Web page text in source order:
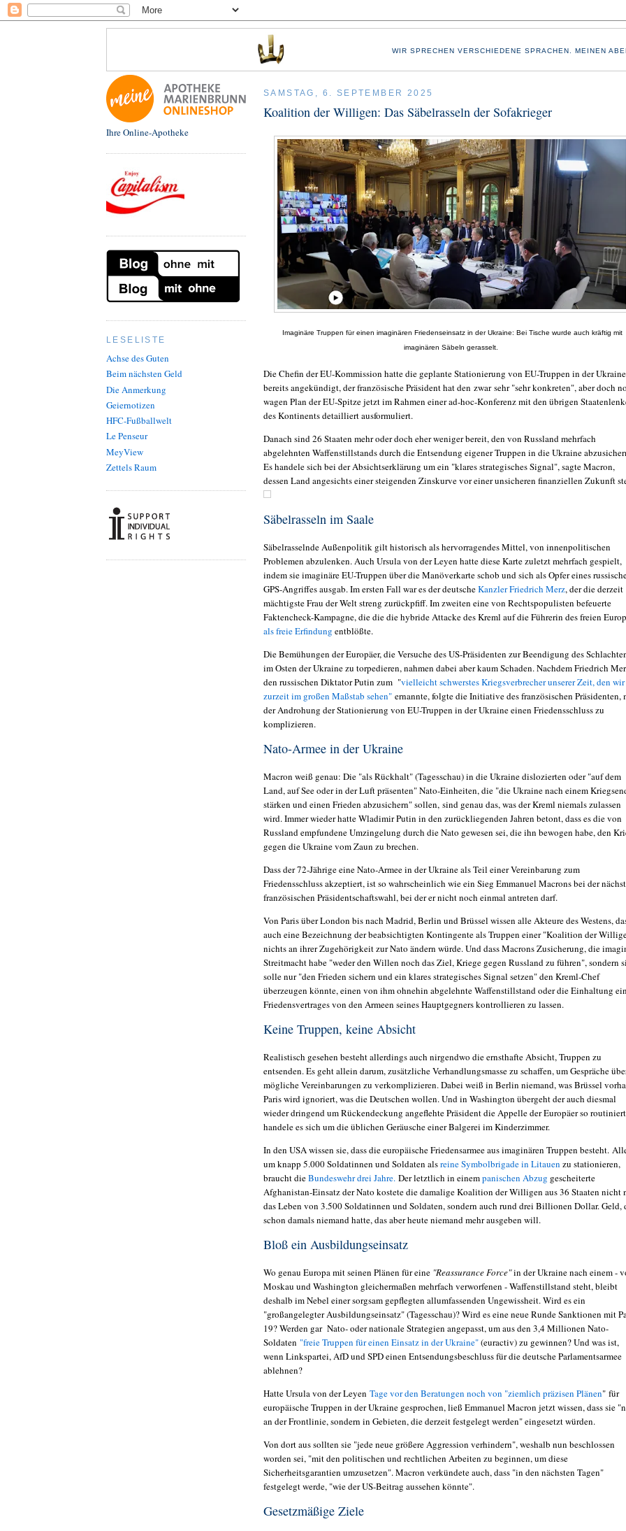
WIR SPRECHEN VERSCHIEDENE SPRACHEN. MEINEN
Ihre Online-Apotheke
LESELISTE
Achse des Guten
Beim nächsten Geld
Die Anmerkung
Geiernotizen
HFC-Fußballwelt
Le Penseur
MeyView
Zettels Raum
SAMSTAG, 6. SEPTEMBER 2025
Koalition der Willigen: Das Säbelrasseln der Sofakrieger
Imaginäre Truppen für einen imaginären Friedenseinsatz in der Ukraine: Bei Tische wurde auch kräftig mit
imaginären Säbeln gerasselt.
Die Chefin der EU-Kommission hatte die geplante Stationierung von EU-Truppen in der Ukraine
bereits angekündigt, der französische Präsident hat den zwar sehr "sehr konkreten", aber doch
wagen Plan der EU-Spitze jetzt im Rahmen einer ad-hoc-Konferenz mit den übrigen
des Kontinents detailliert ausformuliert.
Danach sind 26 Staaten mehr oder doch eher weniger bereit, den von Russland mehrfach
abgelehnten Waffenstillstands durch die Entsendung eigener Truppen in die Ukraine
Es handele sich bei der Absichtserklärung um ein "klares strategisches Signal", sagte Macron,
dessen Land angesichts einer steigenden Zinskurve vor einer unsicheren finanziellen Zukunft
Säbelrasseln im Saale
Säbelrasselnde Außenpolitik gilt historisch als hervorragendes Mittel, von innenpolitischen
Problemen abzulenken. Auch Ursula von der Leyen hatte diese Karte zuletzt mehrfach gespielt,
indem sie imaginäre EU-Truppen über die Manöverkarte schob und sich als Opfer eines
GPS-Angriffes ausgab. Im ersten Fall war es der deutscheKanzler Friedrich Merz, der die derzeit
mächtigste Frau der Welt streng zurückpfiff. Im zweiten eine von Rechtspopulisten befeuerte
Faktencheck-Kampagne, die die die hybride Attacke des Kreml auf die Führerin des freien
als freie Erfindung entblößte.
Die Bemühungen der Europäer, die Versuche des US-Präsidenten zur Beendigung des
im Osten der Ukraine zu torpedieren, nahmen dabei aber kaum Schaden. Nachdem Friedrich
den russischen Diktator Putin zum "vielleicht schwerstes Kriegsverbrecher unserer Zeit, den wir
zurzeit im großen Maßstab sehen" ernannte, folgte die Initiative des französischen Präsidenten,
der Androhung der Stationierung von EU-Truppen in der Ukraine einen Friedensschluss zu
komplizieren.
Nato-Armee in der Ukraine
Macron weiß genau: Die "als Rückhalt" (Tagesschau) in die Ukraine dislozierten oder "auf dem
Land, auf See oder in der Luft präsenten" Nato-Einheiten, die "die Ukraine nach einem
stärken und einen Frieden abzusichern" sollen, sind genau das, was der Kreml niemals zulassen
wird. Immer wieder hatte Wladimir Putin in den zurückliegenden Jahren betont, dass es die von
Russland empfundene Umzingelung durch die Nato gewesen sei, die ihn bewogen habe, den
gegen die Ukraine vom Zaun zu brechen.
Dass der 72-Jährige eine Nato-Armee in der Ukraine als Teil einer Vereinbarung zum
Friedensschluss akzeptiert, ist so wahrscheinlich wie ein Sieg Emmanuel Macrons bei der
französischen Präsidentschaftswahl, bei der er nicht noch einmal antreten darf.
Von Paris über London bis nach Madrid, Berlin und Brüssel wissen alle Akteure des Westens,
auch eine Bezeichnung der beabsichtigten Kontingente als Truppen einer "Koalition der
nichts an ihrer Zugehörigkeit zur Nato ändern würde. Und dass Macrons Zusicherung, die
Streitmacht habe "weder den Willen noch das Ziel, Kriege gegen Russland zu führen", sondern
solle nur "den Frieden sichern und ein klares strategisches Signal setzen" den Kreml-Chef
überzeugen könnte, einen von ihm ohnehin abgelehnte Waffenstillstand oder die Einhaltung
Friedensvertrages von den Armeen seines Hauptgegners kontrollieren zu lassen.
Keine Truppen, keine Absicht
Realistisch gesehen besteht allerdings auch nirgendwo die ernsthafte Absicht, Truppen zu
entsenden. Es geht allein darum, zusätzliche Verhandlungsmasse zu schaffen, um Gespräche
mögliche Vereinbarungen zu verkomplizieren. Dabei weiß in Berlin niemand, was Brüssel
Paris wird ignoriert, was die Deutschen wollen. Und in Washington übergeht der auch diesmal
wieder dringend um Rückendeckung angeflehte Präsident die Appelle der Europäer so
handele es sich um die üblichen Geräusche einer Balgerei im Kinderzimmer.
In den USA wissen sie, dass die europäische Friedensarmee aus imaginären Truppen besteht.
um knapp 5.000 Soldatinnen und Soldaten alsreine Symbolbrigade in Litauen zu stationieren,
braucht dieBundeswehr drei Jahre. Der letztlich in einempanischen Abzug gescheiterte
Afghanistan-Einsatz der Nato kostete die damalige Koalition der Willigen aus 36 Staaten nicht
das Leben von 3.500 Soldatinnen und Soldaten, sondern auch rund drei Billionen Dollar. Geld,
schon damals niemand hatte, das aber heute niemand mehr ausgeben will.
Bloß ein Ausbildungseinsatz
Wo genau Europa mit seinen Plänen für eine "Reassurance Force"in der Ukraine nach einem -
Moskau und Washington gleichermaßen mehrfach verworfenen - Waffenstillstand steht, bleibt
deshalb im Nebel einer sorgsam gepflegten allumfassenden Ungewissheit. Wird es ein
"großangelegter Ausbildungseinsatz" (Tagesschau)? Wird es eine neue Runde Sanktionen mit
19? Werden gar Nato- oder nationale Strategien angepasst, um aus den 3,4 Millionen Nato-
Soldaten "freie Truppen für einen Einsatz in der Ukraine"(euractiv) zu gewinnen? Und was ist,
wenn Linkspartei, AfD und SPD einen Entsendungsbeschluss für die deutsche Parlamentsarmee
ablehnen?
Hatte Ursula von der Leyen Tage vor den Beratungen noch von "ziemlich präzisen Plänen" für
europäische Truppen in der Ukraine gesprochen, ließ Emmanuel Macron jetzt wissen, dass sie
an der Frontlinie, sondern in Gebieten, die derzeit festgelegt werden" eingesetzt würden.
Von dort aus sollten sie "jede neue größere Aggression verhindern", weshalb nun beschlossen
worden sei, "mit den politischen und rechtlichen Arbeiten zu beginnen, um diese
Sicherheitsgarantien umzusetzen". Macron verkündete auch, dass "in den nächsten Tagen"
festgelegt werde, "wie der US-Beitrag aussehen könnte".
Gesetzmäßige Ziele